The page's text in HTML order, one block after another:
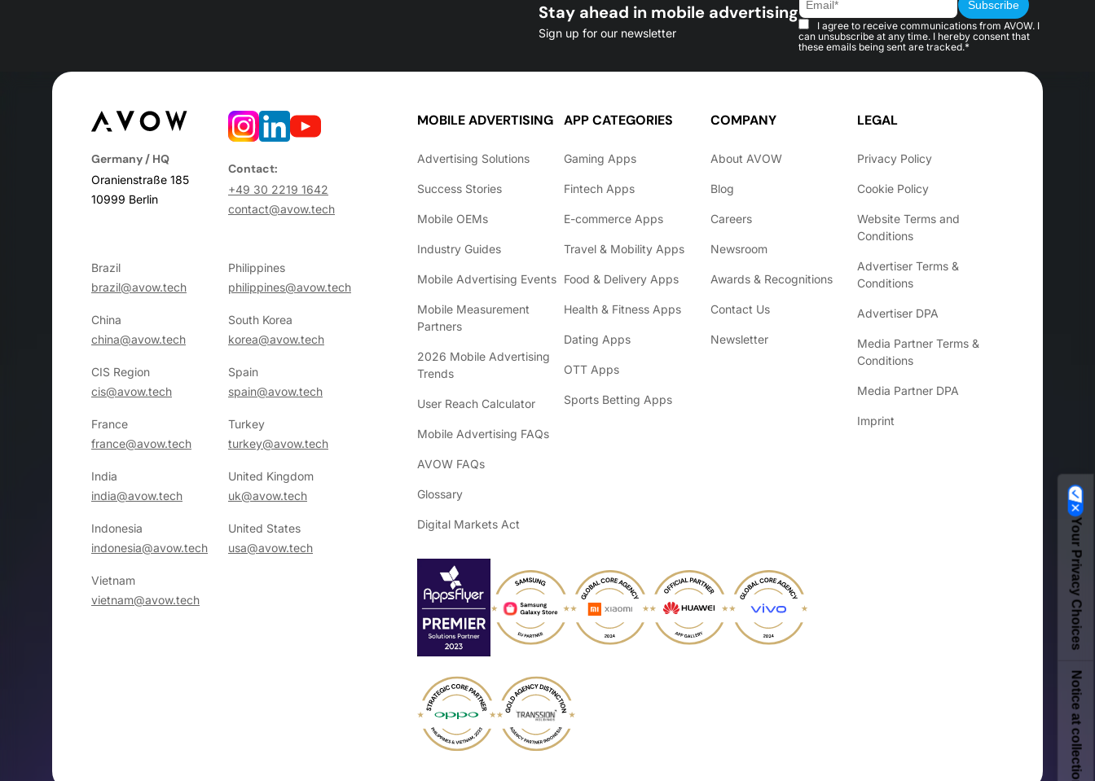
Stay ahead in mobile advertising
Sign up for our newsletter
I agree to receive communications from AVOW. I
can unsubscribe at any time. I hereby consent that
these emails being sent are tracked.*
Germany / HQ
Oranienstraße 185
10999 Berlin
Contact:
+49 30 2219 1642
contact@avow.tech
Brazil
brazil@avow.tech
Philippines
philippines@avow.tech
China
china@avow.tech
South Korea
korea@avow.tech
CIS Region
cis@avow.tech
Spain
spain@avow.tech
France
france@avow.tech
Turkey
turkey@avow.tech
India
india@avow.tech
United Kingdom
uk@avow.tech
Indonesia
indonesia@avow.tech
United States
usa@avow.tech
Vietnam
vietnam@avow.tech
MOBILE ADVERTISING
Advertising Solutions
Success Stories
Mobile OEMs
Industry Guides
Mobile Advertising Events
Mobile Measurement
Partners
2026 Mobile Advertising
Trends
User Reach Calculator
Mobile Advertising FAQs
AVOW FAQs
Glossary
Digital Markets Act
APP CATEGORIES
Gaming Apps
Fintech Apps
E-commerce Apps
Travel & Mobility Apps
Food & Delivery Apps
Health & Fitness Apps
Dating Apps
OTT Apps
Sports Betting Apps
COMPANY
About AVOW
Blog
Careers
Newsroom
Awards & Recognitions
Contact Us
Newsletter
LEGAL
Privacy Policy
Cookie Policy
Website Terms and
Conditions
Advertiser Terms &
Conditions
Advertiser DPA
Media Partner Terms &
Conditions
Media Partner DPA
Imprint
Your Privacy Choices
Notice at collection